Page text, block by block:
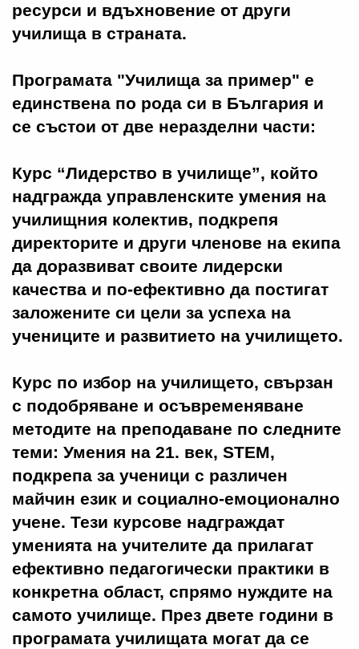
ресурси и вдъхновение от други
училища в страната.
Програмата "Училища за пример" е
единствена по рода си в България и
се състои от две неразделни части:
Курс “Лидерство в училище”, който
надгражда управленските умения на
училищния колектив, подкрепя
директорите и други членове на екипа
да доразвиват своите лидерски
качества и по-ефективно да постигат
заложените си цели за успеха на
учениците и развитието на училището.
Курс по избор на училището, свързан
с подобряване и осъвременяване
методите на преподаване по следните
теми: Умения на 21. век, STEM,
подкрепа за ученици с различен
майчин език и социално-емоционално
учене. Тези курсове надграждат
уменията на учителите да прилагат
ефективно педагогически практики в
конкретна област, спрямо нуждите на
самото училище. През двете години в
програмата училищата могат да се